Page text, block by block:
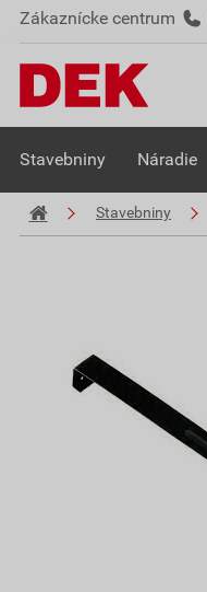
Zákaznícke centrum
Stavebniny Náradie
Stavebniny